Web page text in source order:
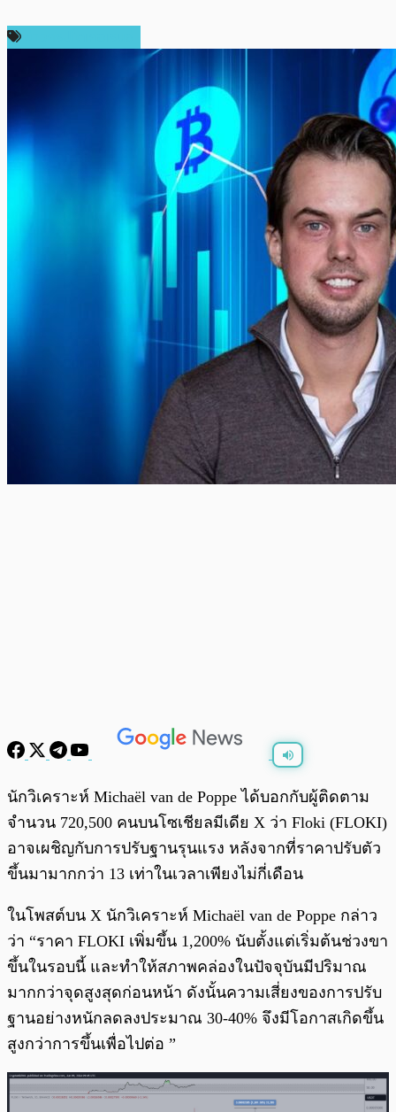
พร้อมเล่น 0:00 /
นักวิเคราะห์ Michaël van de Poppe ได้บอกกับผู้ติดตาม
จำนวน 720,500 คนบนโซเชียลมีเดีย X ว่า Floki (FLOKI)
อาจเผชิญกับการปรับฐานรุนแรง หลังจากที่ราคาปรับตัว
ขึ้นมามากกว่า 13 เท่าในเวลาเพียงไม่กี่เดือน
ในโพสต์บน X นักวิเคราะห์ Michaël van de Poppe กล่าว
ว่า “ราคา FLOKI เพิ่มขึ้น 1,200% นับตั้งแต่เริ่มต้นช่วงขา
ขึ้นในรอบนี้ และทำให้สภาพคล่องในปัจจุบันมีปริมาณ
มากกว่าจุดสูงสุดก่อนหน้า ดังนั้นความเสี่ยงของการปรับ
ฐานอย่างหนักลดลงประมาณ 30-40% จึงมีโอกาสเกิดขึ้น
สูงกว่าการขึ้นเพื่อไปต่อ ”